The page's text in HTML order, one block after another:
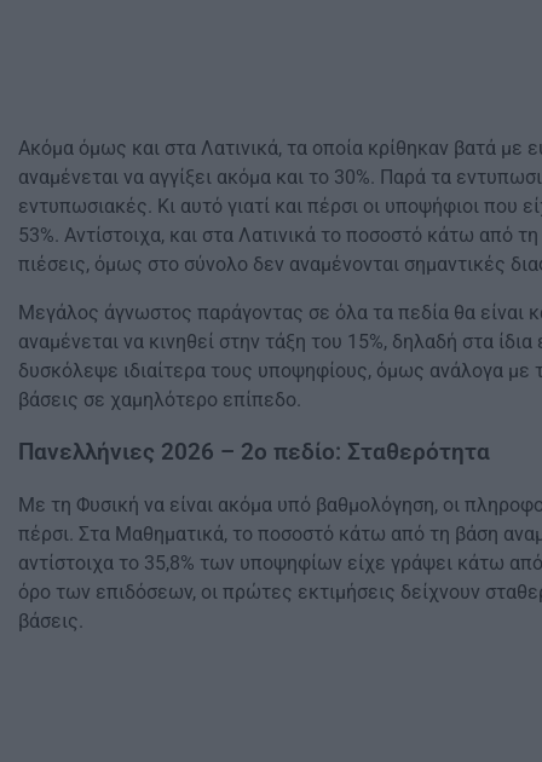
Ακόμα όμως και στα Λατινικά, τα οποία κρίθηκαν βατά με
αναμένεται να αγγίξει ακόμα και το 30%. Παρά τα
εντυπωσιακές. Κι αυτό γιατί και πέρσι οι υποψήφιοι που
53%. Αντίστοιχα, και στα Λατινικά το ποσοστό κάτω
πιέσεις, όμως στο σύνολο δεν αναμένονται σημαντικές
Μεγάλος άγνωστος παράγοντας σε όλα τα πεδία θα
αναμένεται να κινηθεί στην τάξη του 15%, δηλαδή στα
δυσκόλεψε ιδιαίτερα τους υποψηφίους, όμως ανάλογα με
βάσεις σε χαμηλότερο επίπεδο.
Πανελλήνιες 2026 – 2ο πεδίο: Σταθερότητα
Με τη Φυσική να είναι ακόμα υπό βαθμολόγηση, οι
πέρσι. Στα Μαθηματικά, το ποσοστό κάτω από τη βάση
αντίστοιχα το 35,8% των υποψηφίων είχε γράψει κάτω
όρο των επιδόσεων, οι πρώτες εκτιμήσεις δείχνουν
βάσεις.